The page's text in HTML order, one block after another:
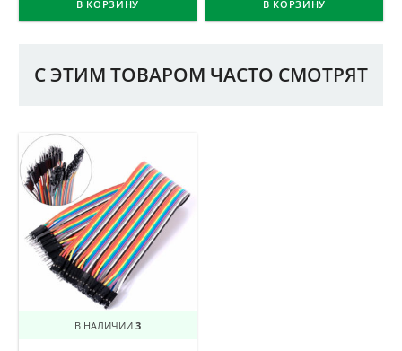
В КОРЗИНУ В КОРЗИНУ
С ЭТИМ ТОВАРОМ ЧАСТО СМОТРЯТ
В НАЛИЧИИ 3